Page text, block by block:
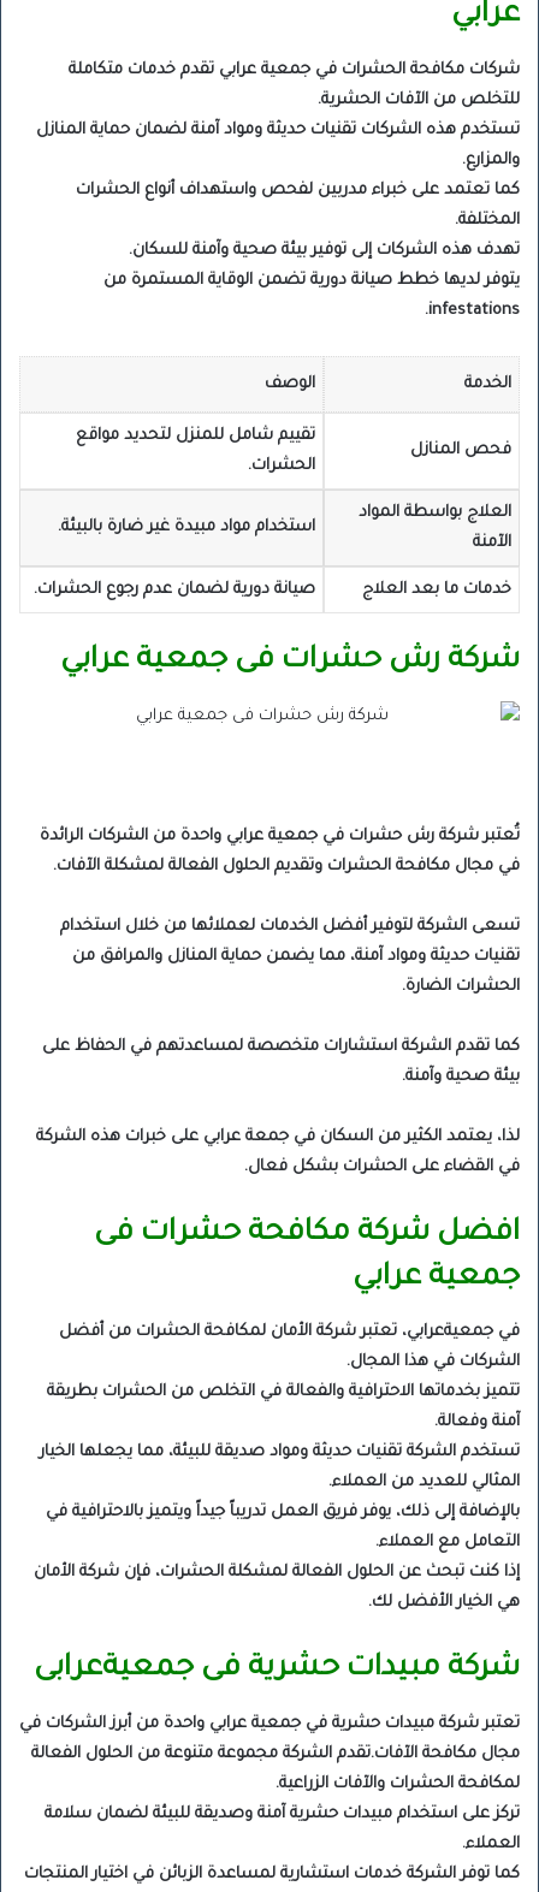
عرابي
شركات مكافحة الحشرات في جمعية عرابي تقدم خدمات متكاملة
للتخلص من الآفات الحشرية.
تستخدم هذه الشركات تقنيات حديثة ومواد آمنة لضمان حماية المنازل
والمزارع.
كما تعتمد على خبراء مدربين لفحص واستهداف أنواع الحشرات
المختلفة.
تهدف هذه الشركات إلى توفير بيئة صحية وآمنة للسكان.
يتوفر لديها خطط صيانة دورية تضمن الوقاية المستمرة من
infestations.
الخدمة الوصف
فحص المنازل
تقييم شامل للمنزل لتحديد مواقع
الحشرات.
العلاج بواسطة المواد
الآمنة
استخدام مواد مبيدة غير ضارة بالبيئة.
خدمات ما بعد العلاج صيانة دورية لضمان عدم رجوع الحشرات.
شركة رش حشرات فى جمعية عرابي
تُعتبر شركة رش حشرات في جمعية عرابي واحدة من الشركات الرائدة
في مجال مكافحة الحشرات وتقديم الحلول الفعالة لمشكلة الآفات.
تسعى الشركة لتوفير أفضل الخدمات لعملائها من خلال استخدام
تقنيات حديثة ومواد آمنة، مما يضمن حماية المنازل والمرافق من
الحشرات الضارة.
كما تقدم الشركة استشارات متخصصة لمساعدتهم في الحفاظ على
بيئة صحية وآمنة.
لذا، يعتمد الكثير من السكان في جمعة عرابي على خبرات هذه الشركة
في القضاء على الحشرات بشكل فعال.
افضل شركة مكافحة حشرات فى
جمعية عرابي
في جمعيةعرابي، تعتبر شركة الأمان لمكافحة الحشرات من أفضل
الشركات في هذا المجال.
تتميز بخدماتها الاحترافية والفعالة في التخلص من الحشرات بطريقة
آمنة وفعالة.
تستخدم الشركة تقنيات حديثة ومواد صديقة للبيئة، مما يجعلها الخيار
المثالي للعديد من العملاء.
بالإضافة إلى ذلك، يوفر فريق العمل تدريباً جيداً ويتميز بالاحترافية في
التعامل مع العملاء.
إذا كنت تبحث عن الحلول الفعالة لمشكلة الحشرات، فإن شركة الأمان
هي الخيار الأفضل لك.
شركة مبيدات حشرية فى جمعيةعرابى
تعتبر شركة مبيدات حشرية في جمعية عرابي واحدة من أبرز الشركات في
مجال مكافحة الآفات.تقدم الشركة مجموعة متنوعة من الحلول الفعالة
لمكافحة الحشرات والآفات الزراعية.
تركز على استخدام مبيدات حشرية آمنة وصديقة للبيئة لضمان سلامة
العملاء.
كما توفر الشركة خدمات استشارية لمساعدة الزبائن في اختيار المنتجات